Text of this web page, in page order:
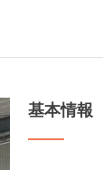
基本情報